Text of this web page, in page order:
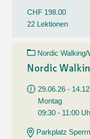
CHF 198.00
22 Lektionen
Nordic Walking/
Nordic
29.06.26 -
Montag
09:30 - 11:00
Parkplatz